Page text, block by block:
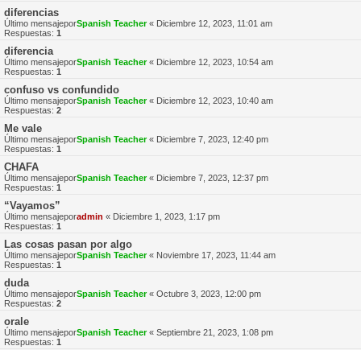
diferencias
Último mensajeporSpanish Teacher« Diciembre 12, 2023, 11:01 am
Respuestas: 1
diferencia
Último mensajeporSpanish Teacher« Diciembre 12, 2023, 10:54 am
Respuestas: 1
confuso vs confundido
Último mensajeporSpanish Teacher« Diciembre 12, 2023, 10:40 am
Respuestas: 2
Me vale
Último mensajeporSpanish Teacher« Diciembre 7, 2023, 12:40 pm
Respuestas: 1
CHAFA
Último mensajeporSpanish Teacher« Diciembre 7, 2023, 12:37 pm
Respuestas: 1
“Vayamos”
Último mensajeporadmin « Diciembre 1, 2023, 1:17 pm
Respuestas: 1
Las cosas pasan por algo
Último mensajeporSpanish Teacher« Noviembre 17, 2023, 11:44 am
Respuestas: 1
duda
Último mensajeporSpanish Teacher« Octubre 3, 2023, 12:00 pm
Respuestas: 2
orale
Último mensajeporSpanish Teacher« Septiembre 21, 2023, 1:08 pm
Respuestas: 1